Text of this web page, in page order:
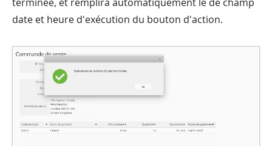
date et heure d'exécution du bouton d'action.